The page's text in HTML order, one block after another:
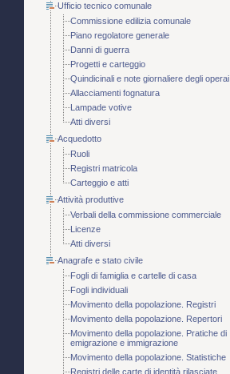
Ufficio tecnico comunale
Commissione edilizia comunale
Piano regolatore generale
Danni di guerra
Progetti e carteggio
Quindicinali e note giornaliere degli operai
Allacciamenti fognatura
Lampade votive
Atti diversi
Acquedotto
Ruoli
Registri matricola
Carteggio e atti
Attività produttive
Verbali della commissione commerciale
Licenze
Atti diversi
Anagrafe e stato civile
Fogli di famiglia e cartelle di casa
Fogli individuali
Movimento della popolazione. Registri
Movimento della popolazione. Repertori
Movimento della popolazione. Pratiche di
emigrazione e immigrazione
Movimento della popolazione. Statistiche
Registri delle carte di identità rilasciate